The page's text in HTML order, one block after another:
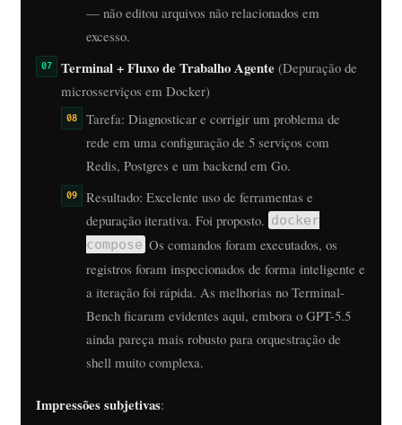
— não editou arquivos não relacionados em
excesso.
Terminal + Fluxo de Trabalho Agente (Depuração de
microsserviços em Docker)
Tarefa: Diagnosticar e corrigir um problema de
rede em uma configuração de 5 serviços com
Redis, Postgres e um backend em Go.
Resultado: Excelente uso de ferramentas e
depuração iterativa. Foi proposto. docker
compose Os comandos foram executados, os
registros foram inspecionados de forma inteligente e
a iteração foi rápida. As melhorias no Terminal-
Bench ficaram evidentes aqui, embora o GPT-5.5
ainda pareça mais robusto para orquestração de
shell muito complexa.
Impressões subjetivas: